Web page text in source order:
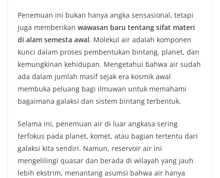
Penemuan ini bukan hanya angka sensasional, tetapi
juga memberikan wawasan baru tentang sifat materi
di alam semesta awal. Molekul air adalah komponen
kunci dalam proses pembentukan bintang, planet, dan
kemungkinan kehidupan. Mengetahui bahwa air sudah
ada dalam jumlah masif sejak era kosmik awal
membuka peluang bagi ilmuwan untuk memahami
bagaimana galaksi dan sistem bintang terbentuk.
Selama ini, penemuan air di luar angkasa sering
terfokus pada planet, komet, atau bagian tertentu dari
galaksi kita sendiri. Namun, reservoir air ini
mengelilingi quasar dan berada di wilayah yang jauh
lebih ekstrim, menantang asumsi bahwa air hanya